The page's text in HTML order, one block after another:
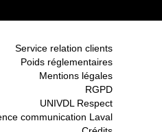
Service relation clients
Poids réglementaires
Mentions légales
RGPD
UNIVDL Respect
communication Laval